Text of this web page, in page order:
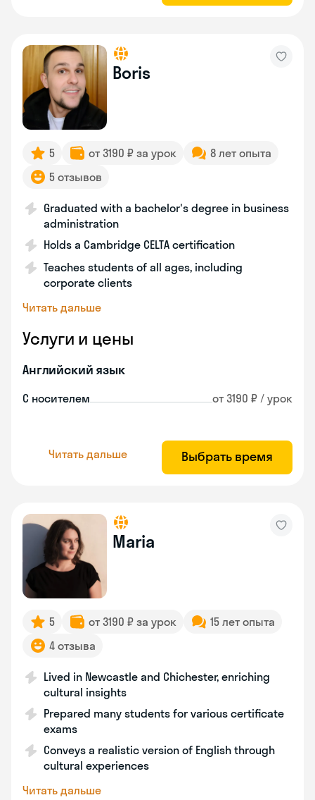
Boris
5 от 3190 ₽ за урок
8 лет опыта
5 отзывов
Graduated with a bachelor's degree in business
administration
Holds a Cambridge CELTA certification
Teaches students of all ages, including
corporate clients
Читать дальше
Услуги и цены
Английский язык
С носителем от 3190 ₽ / урок
Читать дальше Выбрать время
Maria
5 от 3190 ₽ за урок
15 лет опыта
4 отзыва
Lived in Newcastle and Chichester, enriching
cultural insights
Prepared many students for various certificate
exams
Conveys a realistic version of English through
cultural experiences
Читать дальше